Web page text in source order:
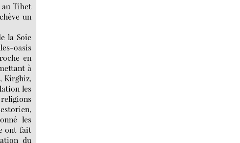
au Tibet
un
la Soie
oasis
en
à
Kirghiz,
les
les
ont fait
du